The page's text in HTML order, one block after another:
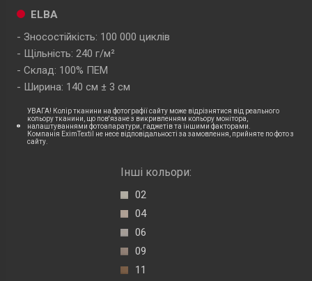
ELBA
Зносостійкість: 100 000 циклів
Щільність: 240 г/м²
Склад: 100% ПЕМ
Ширина: 140 см ± 3 см
УВАГА! Колір тканини на фотографії сайту може відрізнятися від реального
кольору тканини, що пов'язане з викривленням кольору монітора,
налаштуваннями фотоапаратури, гаджетів та іншими факторами.
Компанія EximTextil не несе відповідальності за замовлення, прийняте по фото з
сайту.
Інші кольори:
02
04
06
09
11